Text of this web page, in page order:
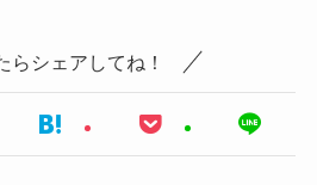
らシェアしてね！